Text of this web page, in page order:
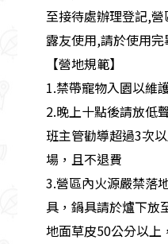
至接待處辦理登記,
露友使用,請於使用
【營地規範】
1.禁帶寵物入園以維
2.晚上十點後請放低
班主管勸導超過3次
場，且不退費
3.營區內火源嚴禁落
具，鍋具請於爐下放
地面草皮50公分以上